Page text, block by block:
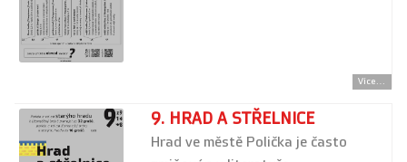
Více...
9. HRAD A STŘELNICE
Hrad ve městě Polička je často